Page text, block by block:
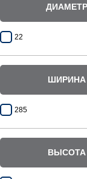
ДИАМЕТР
22
ШИРИНА
285
ВЫСОТА